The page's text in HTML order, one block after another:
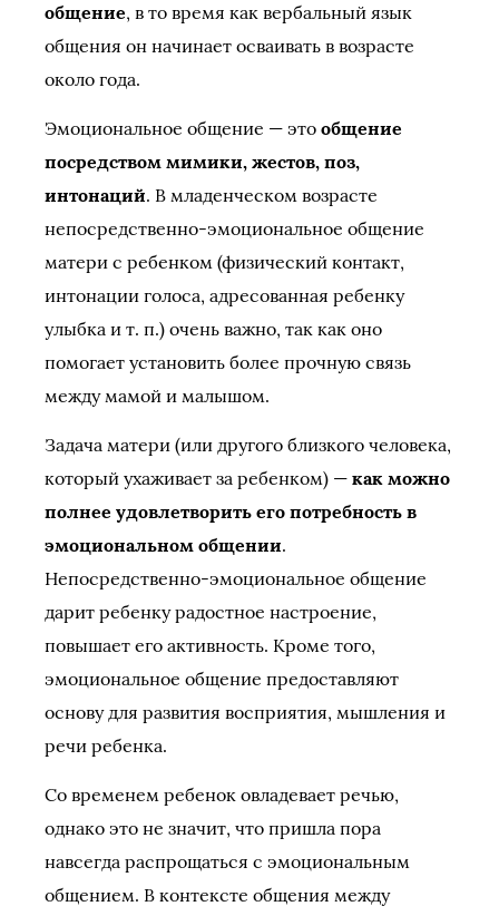
общение, в то время как вербальный язык
общения он начинает осваивать в возрасте
около года.
Эмоциональное общение — это общение
посредством мимики, жестов, поз,
интонаций. В младенческом возрасте
непосредственно-эмоциональное общение
матери с ребенком (физический контакт,
интонации голоса, адресованная ребенку
улыбка и т. п.) очень важно, так как оно
помогает установить более прочную связь
между мамой и малышом.
Задача матери (или другого близкого человека,
который ухаживает за ребенком) — как можно
полнее удовлетворить его потребность в
эмоциональном общении.
Непосредственно-эмоциональное общение
дарит ребенку радостное настроение,
повышает его активность. Кроме того,
эмоциональное общение предоставляют
основу для развития восприятия, мышления и
речи ребенка.
Со временем ребенок овладевает речью,
однако это не значит, что пришла пора
навсегда распрощаться с эмоциональным
общением. В контексте общения между